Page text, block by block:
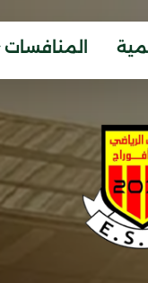
المنافسات